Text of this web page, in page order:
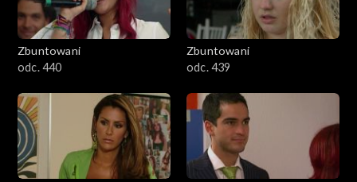
Zbuntowani
odc. 440
Zbuntowani
odc. 439